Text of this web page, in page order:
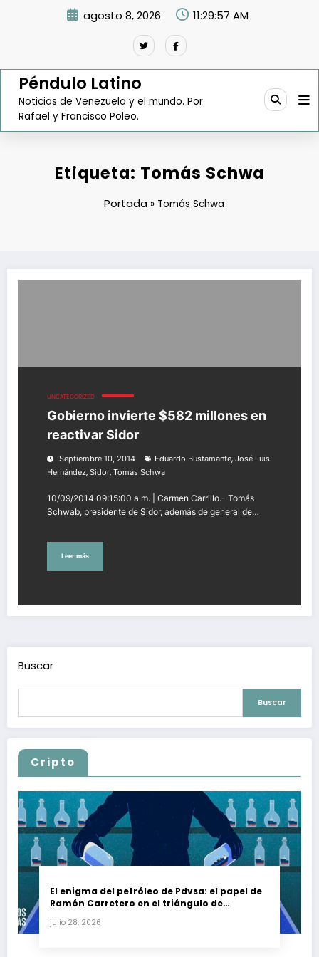
agosto 8, 2026 11:29:58 AM
Péndulo Latino
Noticias de Venezuela y el mundo. Por
Rafael y Francisco Poleo.
Etiqueta: Tomás Schwa
Portada » Tomás Schwa
UNCATEGORIZED
Gobierno invierte $582 millones en
reactivar Sidor
Septiembre 10, 2014 Eduardo Bustamante, José Luis
Hernández, Sidor, Tomás Schwa
10/09/2014 09:15:00 a.m. | Carmen Carrillo.- Tomás
Schwab, presidente de Sidor, además de general de…
Leer más
Buscar
Buscar
Cripto
El enigma del petróleo de Pdvsa: el papel de
Ramón Carretero en el triángulo de
julio 28, 2026